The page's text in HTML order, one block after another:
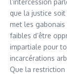
l’intercession
que la justice
met les
faibles d’être
impartiale pour
incarcérations
Que la restriction